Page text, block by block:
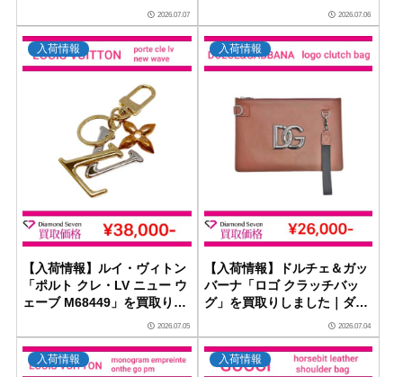
2026.07.07 2026.07.06
入荷情報
【入荷情報】ルイ・ヴィトン
「ポルト クレ・LV ニュー ウ
ェーブ M68449」を買取りし
ました｜ダイヤモンドセブン
2026.07.05
入荷情報
【入荷情報】ドルチェ＆ガッ
バーナ「ロゴ クラッチバッ
グ」を買取りしました｜ダイ
2026.07.04
入荷情報 入荷情報